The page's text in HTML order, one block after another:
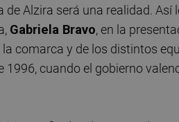
de Alzira será una realidad.
Gabriela Bravo, en la
comarca y de los distintos
cuando el gobierno